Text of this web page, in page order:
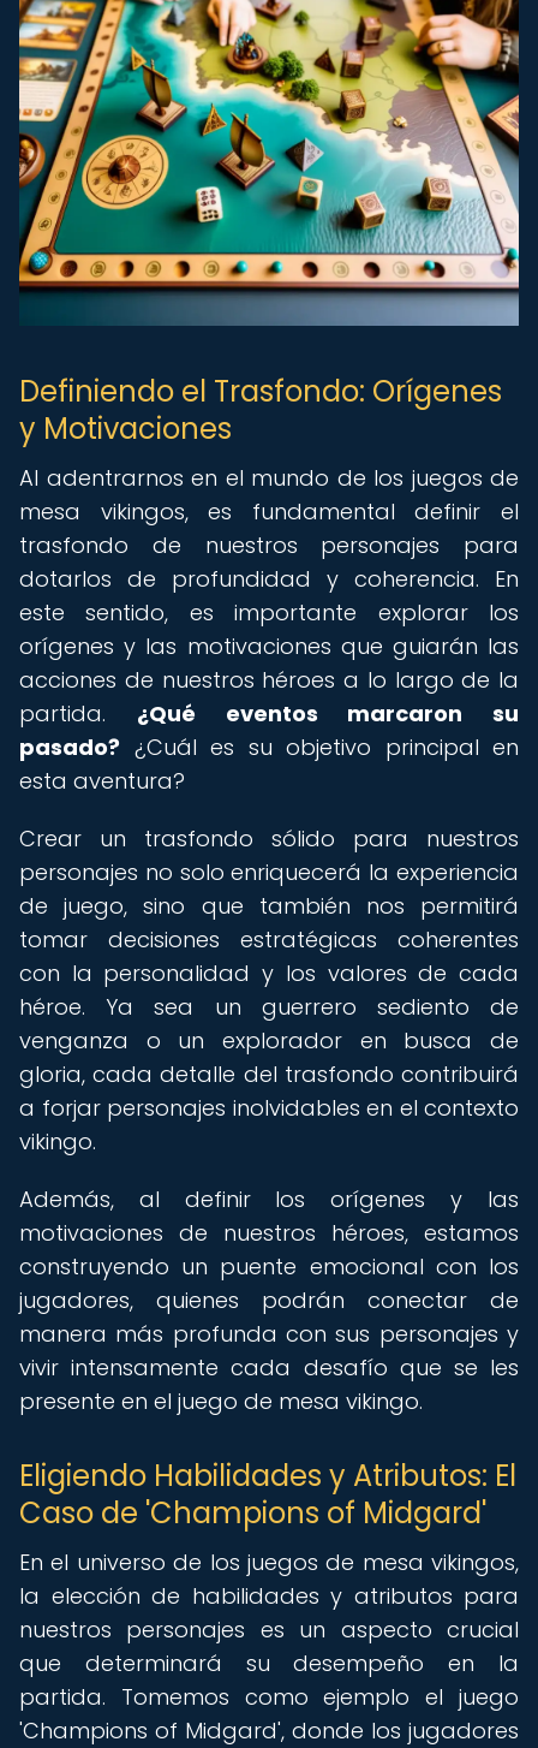
Definiendo el Trasfondo: Orígenes
y Motivaciones
Al adentrarnos en el mundo de los juegos de
mesa vikingos, es fundamental definir el
trasfondo de nuestros personajes para
dotarlos de profundidad y coherencia. En
este sentido, es importante explorar los
orígenes y las motivaciones que guiarán las
acciones de nuestros héroes a lo largo de la
partida. ¿Qué eventos marcaron su
pasado? ¿Cuál es su objetivo principal en
esta aventura?
Crear un trasfondo sólido para nuestros
personajes no solo enriquecerá la experiencia
de juego, sino que también nos permitirá
tomar decisiones estratégicas coherentes
con la personalidad y los valores de cada
héroe. Ya sea un guerrero sediento de
venganza o un explorador en busca de
gloria, cada detalle del trasfondo contribuirá
a forjar personajes inolvidables en el contexto
vikingo.
Además, al definir los orígenes y las
motivaciones de nuestros héroes, estamos
construyendo un puente emocional con los
jugadores, quienes podrán conectar de
manera más profunda con sus personajes y
vivir intensamente cada desafío que se les
presente en el juego de mesa vikingo.
Eligiendo Habilidades y Atributos: El
Caso de 'Champions of Midgard'
En el universo de los juegos de mesa vikingos,
la elección de habilidades y atributos para
nuestros personajes es un aspecto crucial
que determinará su desempeño en la
partida. Tomemos como ejemplo el juego
'Champions of Midgard', donde los jugadores